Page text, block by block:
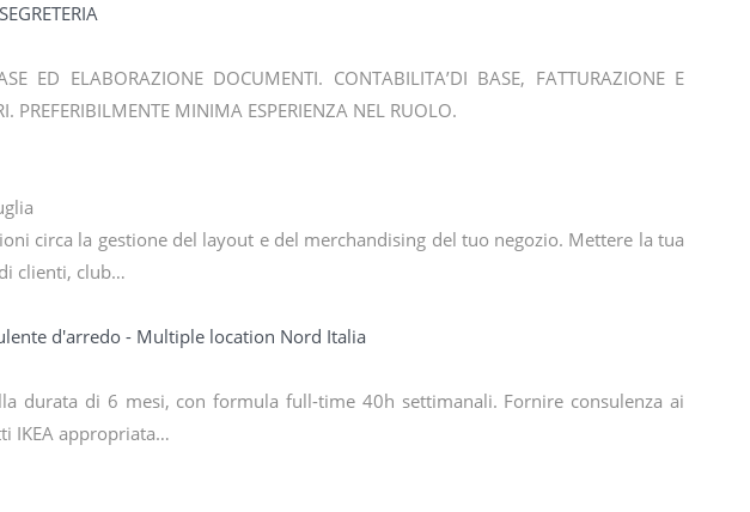
ED ELABORAZIONE DOCUMENTI. CONTABILITA’DI BASE, FATTURAZIONE E
PREFERIBILMENTE MINIMA ESPERIENZA NEL RUOLO.
circa la gestione del layout e del merchandising del tuo negozio. Mettere la tua
clienti, club…
d'arredo - Multiple location Nord Italia
durata di 6 mesi, con formula full-time 40h settimanali. Fornire consulenza ai
IKEA appropriata…